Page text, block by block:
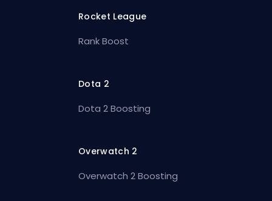
Rocket League
Rank Boost
Dota 2
Dota 2 Boosting
Overwatch 2
Overwatch 2 Boosting